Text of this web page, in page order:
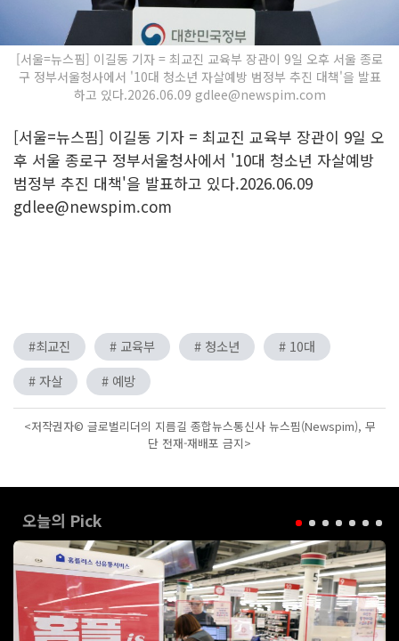
[서울=뉴스핌] 이길동 기자 = 최교진 교육부 장관이 9일 오후 서울 종로
구 정부서울청사에서 '10대 청소년 자살예방 범정부 추진 대책'을 발표
하고 있다.2026.06.09 gdlee@newspim.com
[서울=뉴스핌] 이길동 기자 = 최교진 교육부 장관이 9일 오
후 서울 종로구 정부서울청사에서 '10대 청소년 자살예방
범정부 추진 대책'을 발표하고 있다.2026.06.09
gdlee@newspim.com
#최교진 # 교육부 # 청소년
# 10대
# 자살
# 예방
<저작권자© 글로벌리더의 지름길 종합뉴스통신사 뉴스핌(Newspim), 무
단 전재-재배포 금지>
오늘의 Pick